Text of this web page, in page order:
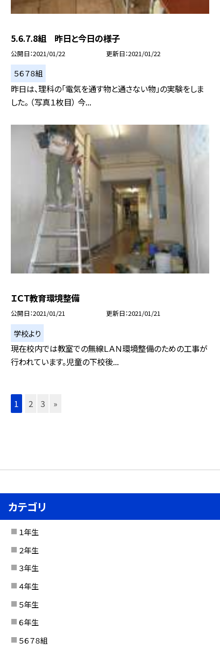
5.6.7.8組 昨日と今日の様子
公開日 2021/01/22 更新日 2021/01/22
５６７８組
昨日は、理科の「電気を通す物と通さない物」の実験をしま
した。 （写真１枚目） 今...
ＩＣＴ教育環境整備
公開日 2021/01/21 更新日 2021/01/21
学校より
現在校内では教室での無線ＬＡＮ環境整備のための工事が
行われています。児童の下校後...
1 2 3 »
カテゴリ
１年生
２年生
３年生
４年生
５年生
６年生
５６７８組